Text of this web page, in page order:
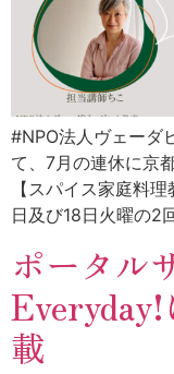
#NPO法人ヴェーダ
て、7月の連休に京
【スパイス家庭料
日及び18日火曜の2
ポータル
載